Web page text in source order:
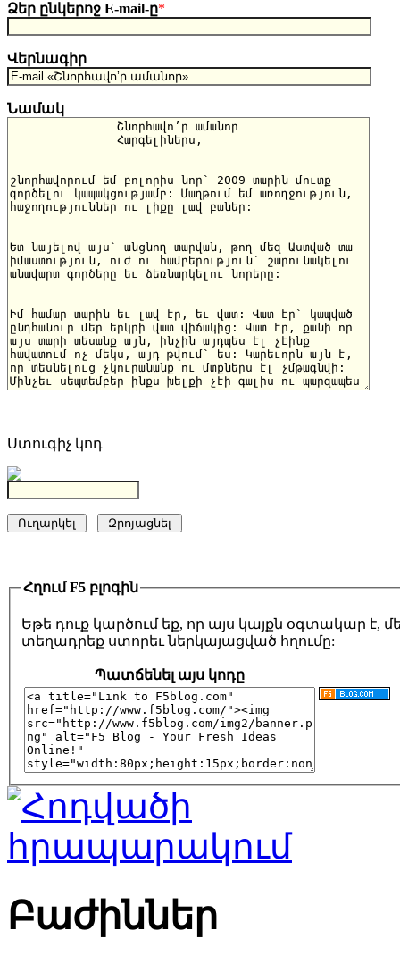
Ձեր ընկերոջ E-mail-ը*
Վերնագիր
Նամակ
Ստուգիչ կոդ
Հղում F5 բլոգին
Եթե դուք կարծում եք, որ այս կայքն օգտակար է,
տեղադրեք ստորեւ ներկայացված հղումը:
Պատճենել այս կոդը
Բաժիններ